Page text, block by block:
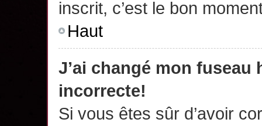
inscrit, c’est le bon
Haut
J’ai changé mon fuseau
incorrecte!
Si vous êtes sûr d’avoir